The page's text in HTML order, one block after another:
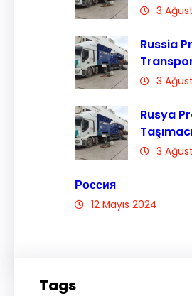
3
Russia
3
Rusya
3
Россия
12 Mayıs 2024
Tags